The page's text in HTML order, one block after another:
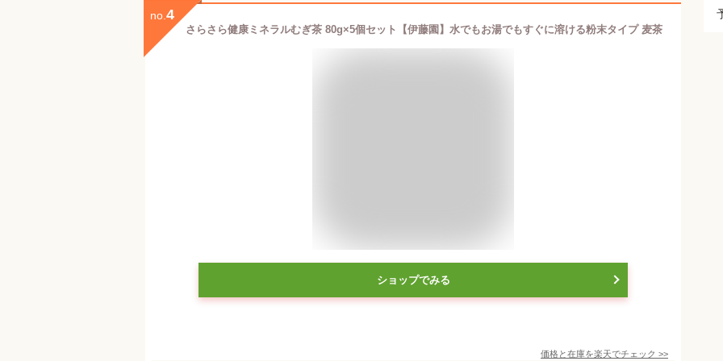
no. 4
さらさら健康ミネラルむぎ茶 80g×5個セット【伊藤園】水でもお湯でもすぐに溶ける粉末タイプ 麦茶
ショップでみる
価格と在庫を楽天でチェック >>